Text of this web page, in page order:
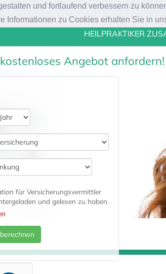
und fortlaufend verbessern zu
Informationen zu Cookies erhalten Sie in
Naturheilverfahren und Sehhilfen
HEILPRAKTIKER
Angebot anfordern!
für Versicherungsvermittler
und gelesen zu haben.